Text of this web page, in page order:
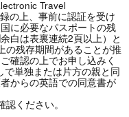
Travel
の上、事前に認証を受け
に必要なパスポートの残
白は表裏連続2頁以上）と
の残存期間があることが推
確認の上でお申し込みく
単独または片方の親と同
からの英語での同意書が
ください。